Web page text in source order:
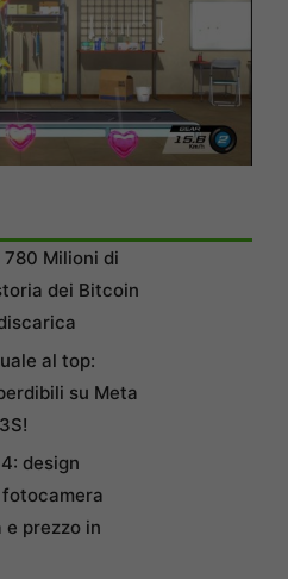
780 Milioni di
dei Bitcoin
al top:
su Meta
design
prezzo in